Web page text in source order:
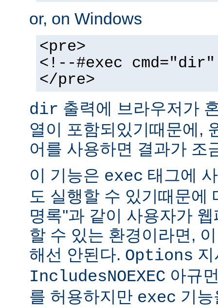
or, on Windows
<pre>
<!--#exec
</pre>
dir 출력에 브라우저가
열이 포함되있기때문에,
어를 사용하면 결과가 조
이 기능은 exec 태그에
도 실행할 수 있기때문에
명록''과 같이 사용자가
할 수 있는 환경이라면,
해선 안된다. Options
IncludesNOEXEC 아규
를 허용하지만 exec 기